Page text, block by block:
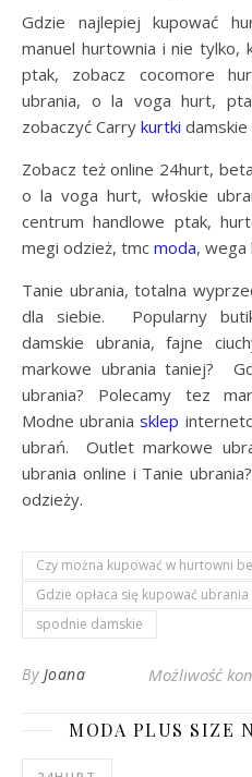
Gdzie najlepiej kupować
manuel hurtownia i nie tylko,
ptak, zobacz cocomore
ubrania, o la voga hurt,
zobaczyć Carry kurtki
Zobacz też online 24hurt,
o la voga hurt, włoskie
centrum handlowe ptak,
megi odzież, tmc moda, wega
Tanie ubrania, totalna
dla siebie. Popularny
damskie ubrania, fajne
markowe ubrania taniej?
ubrania? Polecamy tez
Modne ubraniasklep
ubrań. Outlet markowe
ubrania online i Tanie
odzieży.
Czy można kupować w hurtowni
Gdzie opłaca się kupować ubrania
spodnie damskie
By Joana Możliwość
MODA PLUS SIZE